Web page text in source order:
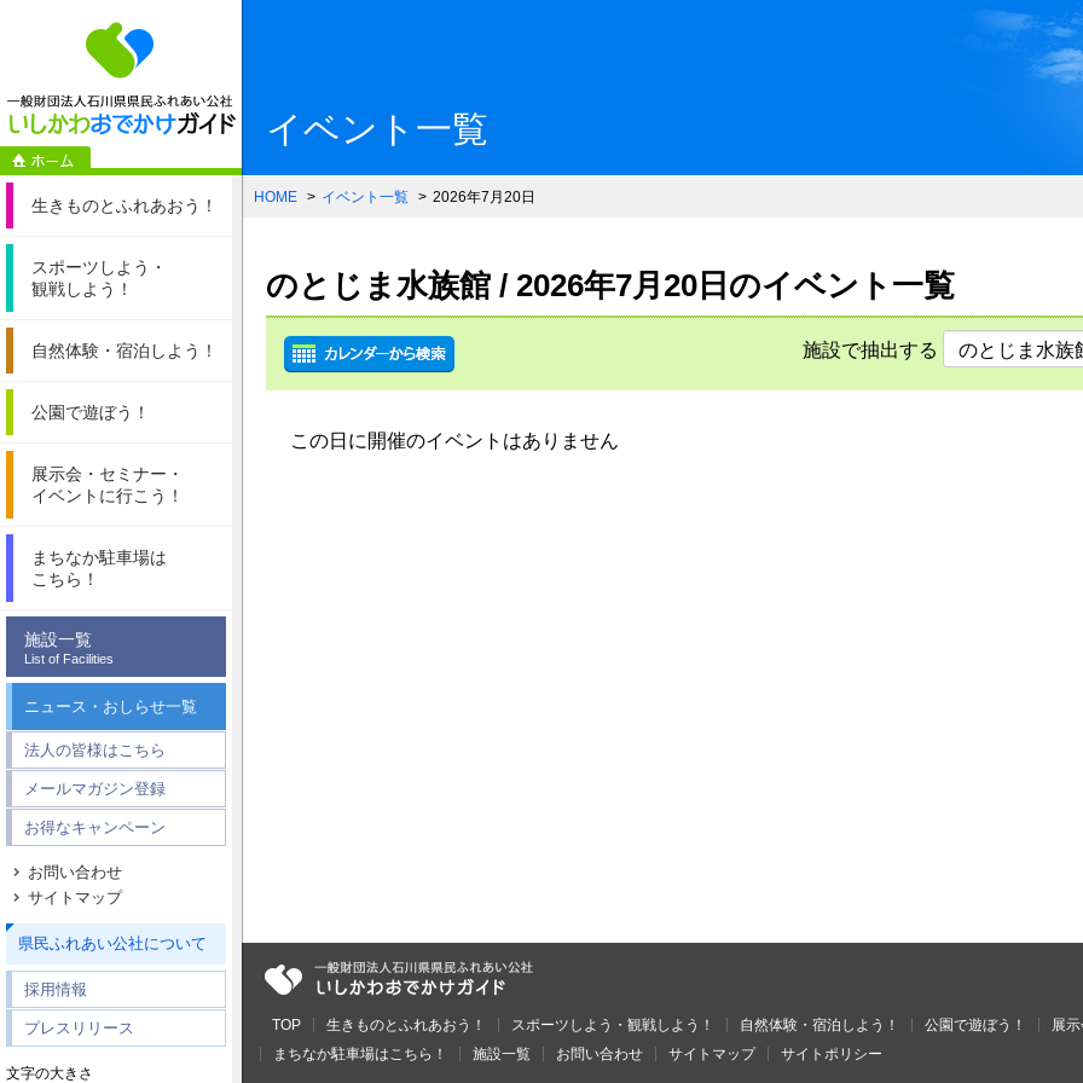
一般財団法人石川県県民ふれあい公社 いしか
生きものとふれあおう！
スポーツしよう・
観戦しよう！
自然体験・ 宿泊しよう！
公園で遊ぼう！
展示会・セミナー・
イベントに行こう！
まちなか駐車場は
こちら！
施設一覧
List of Facilities
ニュース・おしらせ一覧
法人の皆様はこちら
メールマガジン登録
お得なキャンペーン
お問い合わせ
サイトマップ
県民ふれあい公社について
採用情報
プレスリリース
文字の大きさ
イベント一覧
HOME イベント一覧 2026年7月20日
のとじま水族館 / 2026年7月20日のイベント一覧
施設で抽出する
この日に開催のイベントはありません
TOP 生きものとふれあおう！ スポーツしよう・観戦しよう！ 自然体験・宿泊しよう！ 公園で遊ぼう！
展
まちなか駐車場はこちら！
施設一覧 お問い合わせ サイトマップ サイトポリシー